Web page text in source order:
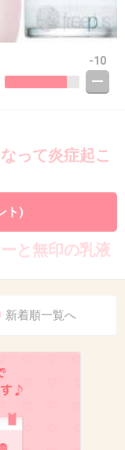
-10
って炎症起こ
と無印の乳液
使えなくて悲
ト)
新着順一覧へ